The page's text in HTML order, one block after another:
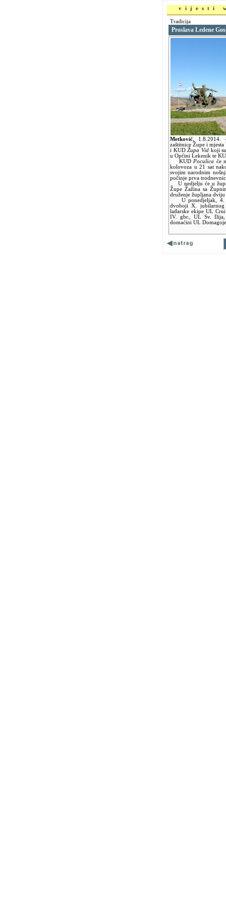
vijesti
Tradicija
Proslava Ledene
Metković 1.8.2014.
zaštitnice Župe i
i KUDŽupa Vid koji
u Općini Lekenik te
KUD Poculica će
kolovoza u 21 sat
svojim narodnim
počinje prva
U nedjelju će u
Župe Žažina sa
druženje župljana dviju
U ponedjeljak, 4.
dvoboji X.
lađarske ekipe UL
IV. gbr., UL Sv. Ilija,
domaćini UL